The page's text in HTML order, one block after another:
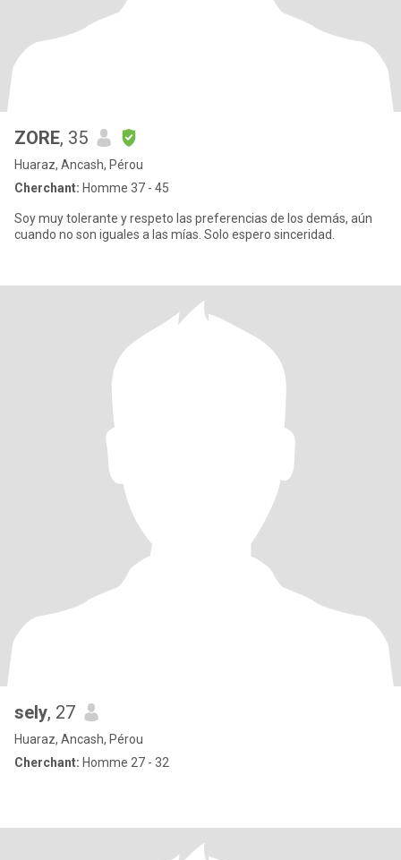
ZORE, 35
Huaraz, Ancash, Pérou
Cherchant: Homme 37 - 45
Soy muy tolerante y respeto las preferencias de los demás, aún
cuando no son iguales a las mías. Solo espero sinceridad.
sely, 27
Huaraz, Ancash, Pérou
Cherchant: Homme 27 - 32